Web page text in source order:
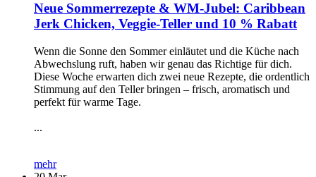
Neue Sommerrezepte & WM-Jubel: Caribbean
Jerk Chicken, Veggie-Teller und 10 % Rabatt
Wenn die Sonne den Sommer einläutet und die Küche nach
Abwechslung ruft, haben wir genau das Richtige für dich.
Diese Woche erwarten dich zwei neue Rezepte, die ordentlich
Stimmung auf den Teller bringen – frisch, aromatisch und
perfekt für warme Tage.
...
mehr